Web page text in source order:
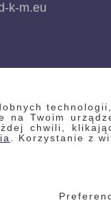
na Twoim
chwili,
. Korzystanie z
k-m.eu